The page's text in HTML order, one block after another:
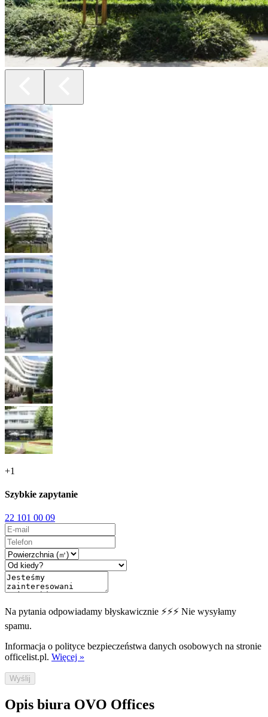
+1
Szybkie zapytanie
22 101 00 09
Na pytania odpowiadamy błyskawicznie ⚡⚡⚡ Nie wysyłamy
spamu.
Informacja o polityce bezpieczeństwa danych osobowych na stronie
officelist.pl. Więcej »
Wyślij
Opis biura OVO Offices